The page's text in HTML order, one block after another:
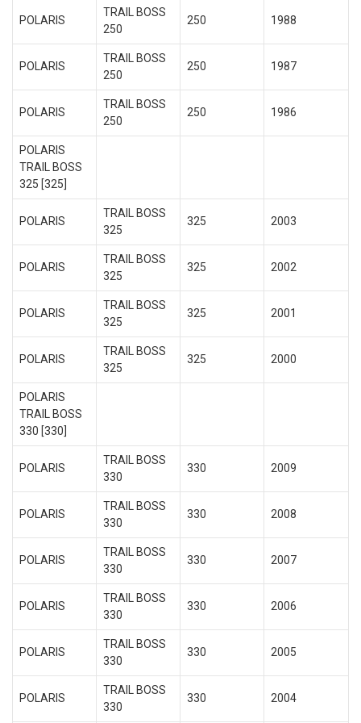
POLARIS
TRAIL BOSS
250
250 1988
POLARIS
TRAIL BOSS
250
250 1987
POLARIS
TRAIL BOSS
250
250 1986
POLARIS
TRAIL BOSS
325 [325]
POLARIS
TRAIL BOSS
325
325 2003
POLARIS
TRAIL BOSS
325
325 2002
POLARIS
TRAIL BOSS
325
325 2001
POLARIS
TRAIL BOSS
325
325 2000
POLARIS
TRAIL BOSS
330 [330]
POLARIS
TRAIL BOSS
330
330 2009
POLARIS
TRAIL BOSS
330
330 2008
POLARIS
TRAIL BOSS
330
330 2007
POLARIS
TRAIL BOSS
330
330 2006
POLARIS
TRAIL BOSS
330
330 2005
POLARIS
TRAIL BOSS
330
330 2004